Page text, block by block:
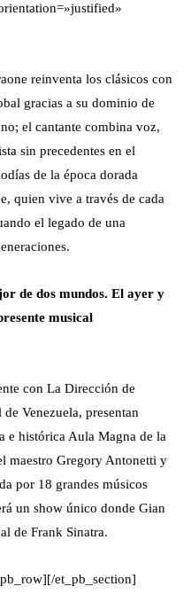
reinventa los clásicos con
gracias a su dominio de
el cantante combina voz,
sin precedentes en el
de la época dorada
quien vive a través de cada
el legado de una
de dos mundos. El ayer y
musical
con La Dirección de
Venezuela, presentan
e histórica Aula Magna de la
maestro Gregory Antonetti y
por 18 grandes músicos
un show único donde Gian
de Frank Sinatra.
et_pb_section]